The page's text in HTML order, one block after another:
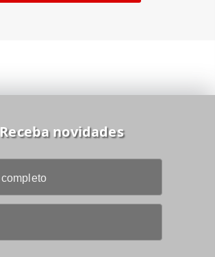
Receba novidades